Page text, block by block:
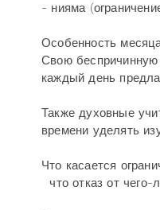
- нияма
Особенность
Свою беспричинную
каждый день
Также духовные
времени уделять
Что касается
что отказ от